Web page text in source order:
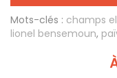
Mots-clés : champs
lionel bensemoun,